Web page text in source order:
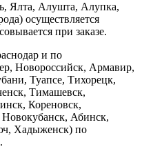
Ялта, Алушта, Алупка,
осуществляется
при заказе.
и по
Новороссийск, Армавир,
Туапсе, Тихорецк,
Тимашевск,
Кореновск,
Абинск,
Хадыженск) по